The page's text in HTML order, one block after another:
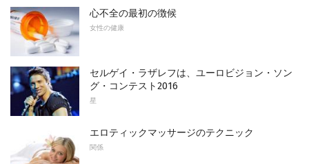
心不全の最初の徴候
女性の健康
セルゲイ・ラザレフは、ユーロビジョン・ソン
グ・コンテスト2016
星
エロティックマッサージのテクニック
関係